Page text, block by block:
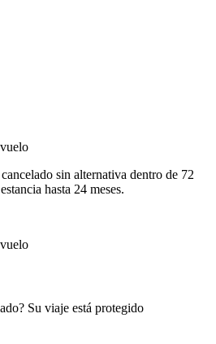
sin alternativa dentro de 72
hasta 24 meses.
Su viaje está protegido